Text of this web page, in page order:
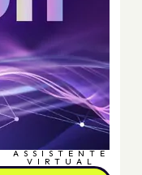
ASSISTENTE
VIRTUAL